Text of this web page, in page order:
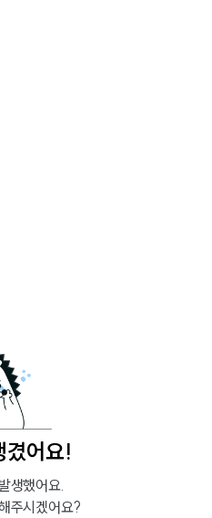
겼어요!
생했어요.
주시겠어요?